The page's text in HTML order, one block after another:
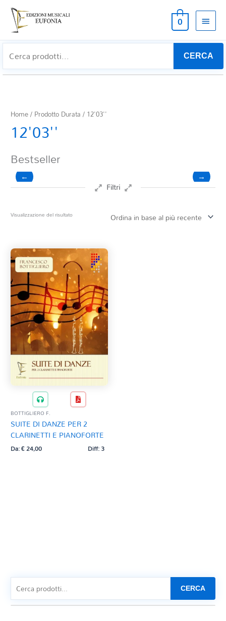
0
CERCA
Home/ Prodotto Durata / 12'03''
12'03''
Bestseller
← →
Filtri
Clarinetto basso
Composizioni originali
Natale
QR base
QR esecuzione
Trascrizioni e Arrangiamenti
Visualizzazione del risultato
BOTTIGLIERO F.
SUITE DI DANZE PER 2
CLARINETTI E PIANOFORTE
Da:€24,00 Diff: 3
CERCA